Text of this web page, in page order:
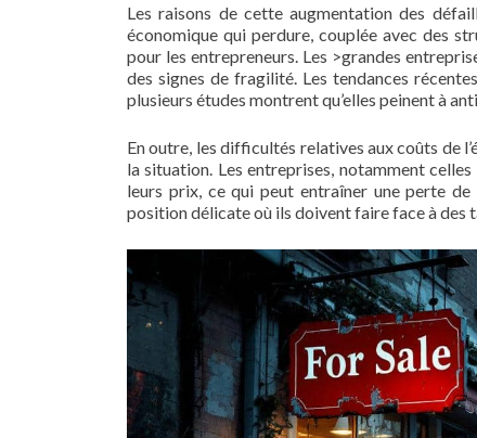
Les raisons de cette augmentation des
économique qui perdure, couplée avec des
pour les entrepreneurs. Les >grandes
des signes de fragilité. Les tendances
plusieurs études montrent qu’elles peinent à
En outre, les difficultés relatives aux coûts de
la situation. Les entreprises, notamment celles
leurs prix, ce qui peut entraîner une perte
position délicate où ils doivent faire face à des